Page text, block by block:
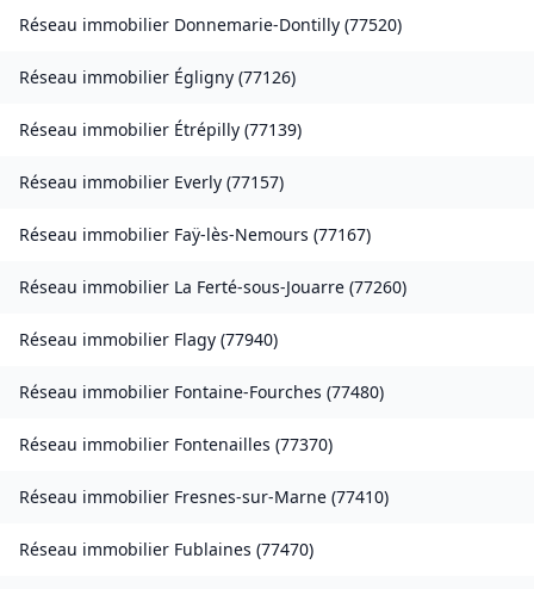
Réseau immobilier Donnemarie-Dontilly (77520)
Réseau immobilier Égligny (77126)
Réseau immobilier Étrépilly (77139)
Réseau immobilier Everly (77157)
Réseau immobilier Faÿ-lès-Nemours (77167)
Réseau immobilier La Ferté-sous-Jouarre (77260)
Réseau immobilier Flagy (77940)
Réseau immobilier Fontaine-Fourches (77480)
Réseau immobilier Fontenailles (77370)
Réseau immobilier Fresnes-sur-Marne (77410)
Réseau immobilier Fublaines (77470)